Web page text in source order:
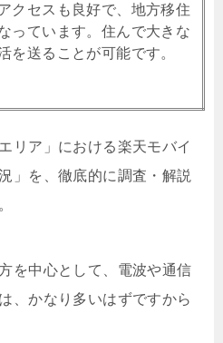
クセスも良好で、地方移住
っています。住んで大きな
を送ることが可能です。
リア」における楽天モバイ
」を、徹底的に調査・解説
を中心として、電波や通信
、かなり多いはずですから